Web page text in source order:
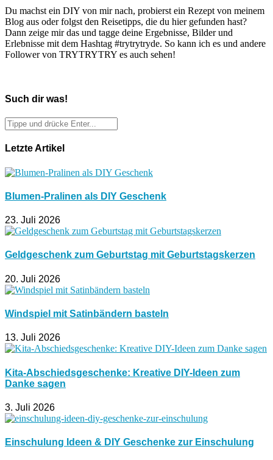
Du machst ein DIY von mir nach, probierst ein Rezept von meinem
Blog aus oder folgst den Reisetipps, die du hier gefunden hast?
Dann zeige mir das und tagge deine Ergebnisse, Bilder und
Erlebnisse mit dem Hashtag #trytrytryde. So kann ich es und andere
Follower von TRYTRYTRY es auch sehen!
Such dir was!
Letzte Artikel
Blumen-Pralinen als DIY Geschenk
23. Juli 2026
Geldgeschenk zum Geburtstag mit Geburtstagskerzen
20. Juli 2026
Windspiel mit Satinbändern basteln
13. Juli 2026
Kita-Abschiedsgeschenke: Kreative DIY-Ideen zum
Danke sagen
3. Juli 2026
Einschulung Ideen & DIY Geschenke zur Einschulung